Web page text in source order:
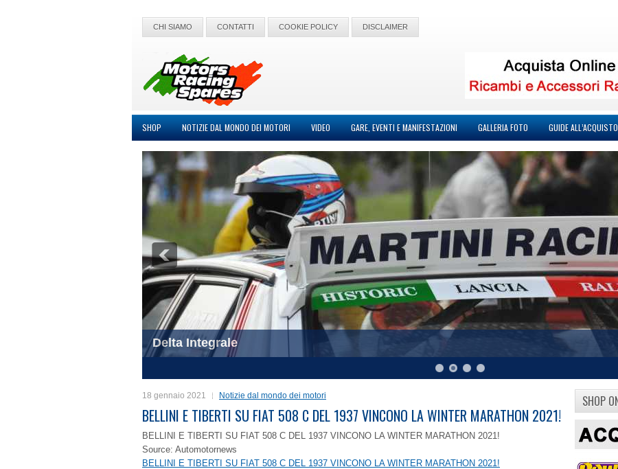
CHI SIAMO CONTATTI COOKIE POLICY DISCLAIMER
SHOP NOTIZIE DAL MONDO DEI MOTORI VIDEO GARE, EVENTI E MANIFESTAZIONI GALLERIA FOTO GUIDE ALL’ACQUISTO
Delta Integrale
18 gennaio 2021 Notizie dal mondo dei motori
BELLINI E TIBERTI SU FIAT 508 C DEL 1937 VINCONO LA WINTER MARATHON 2021!
BELLINI E TIBERTI SU FIAT 508 C DEL 1937 VINCONO LA WINTER MARATHON 2021!
Source: Automotornews
BELLINI E TIBERTI SU FIAT 508 C DEL 1937 VINCONO LA WINTER MARATHON 2021!
SHOP